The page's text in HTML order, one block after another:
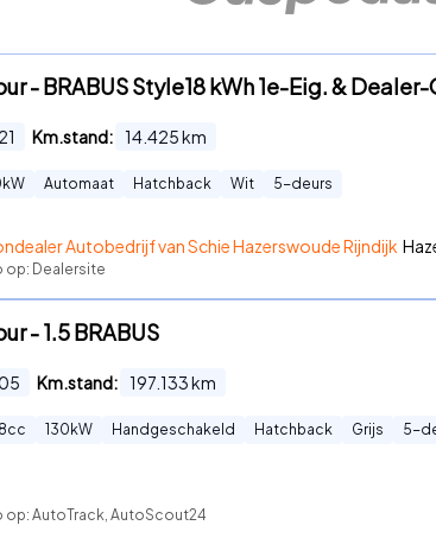
- BRABUS Style18 kWh 1e-Eig. &
Km.stand: 14.425km
kW Automaat Hatchback Wit 5-deurs
Autobedrijf van Schie Hazerswoude Rijndijk
op: Dealersite
- 1.5 BRABUS
Km.stand: 197.133km
cc 130 kW Handgeschakeld Hatchback Grijs 5-
op: AutoTrack, AutoScout24